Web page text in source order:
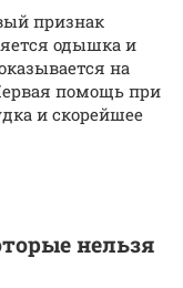
признак
одышка и
на
помощь при
и скорейшее
нельзя